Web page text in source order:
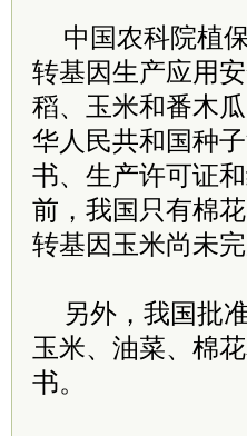
中国农科院植
转基因生产应用
稻、玉米和番木
华人民共和国种
书、生产许可证
前，我国只有棉
转基因玉米尚未
另外，我国批
玉米、油菜、棉
书。